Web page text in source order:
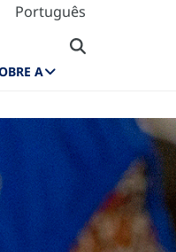
Português
A